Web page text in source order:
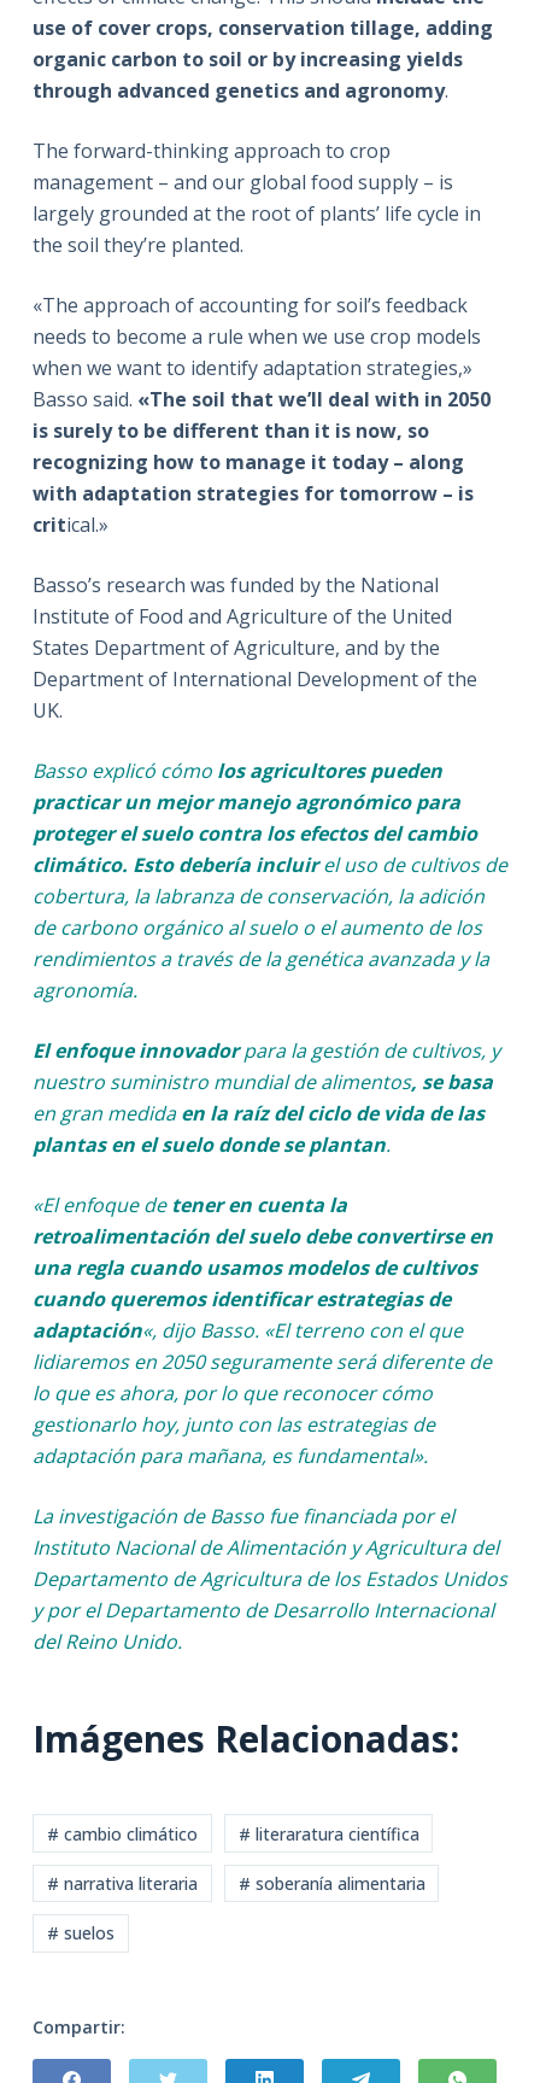
use of cover crops, conservation tillage, adding
organic carbon to soil or by increasing yields
through advanced genetics and agronomy.
The forward-thinking approach to crop
management – and our global food supply – is
largely grounded at the root of plants’ life cycle in
the soil they’re planted.
«The approach of accounting for soil’s feedback
needs to become a rule when we use crop models
when we want to identify adaptation strategies,»
Basso said. «The soil that we’ll deal with in 2050
is surely to be different than it is now, so
recognizing how to manage it today – along
with adaptation strategies for tomorrow – is
critical.»
Basso’s research was funded by the National
Institute of Food and Agriculture of the United
States Department of Agriculture, and by the
Department of International Development of the
UK.
Basso explicó cómo los agricultores pueden
practicar un mejor manejo agronómico para
proteger el suelo contra los efectos del cambio
climático. Esto debería incluirel uso de cultivos de
cobertura, la labranza de conservación, la adición
de carbono orgánico al suelo o el aumento de los
rendimientos a través de la genética avanzada y la
agronomía.
El enfoque innovadorpara la gestión de cultivos, y
nuestro suministro mundial de alimentos, se basa
en gran medidaen la raíz del ciclo de vida de las
plantas en el suelo donde se plantan.
«El enfoque de tener en cuenta la
retroalimentación del suelo debe convertirse en
una regla cuando usamos modelos de cultivos
cuando queremos identificar estrategias de
adaptación«, dijo Basso. «El terreno con el que
lidiaremos en 2050 seguramente será diferente de
lo que es ahora, por lo que reconocer cómo
gestionarlo hoy, junto con las estrategias de
adaptación para mañana, es fundamental».
La investigación de Basso fue financiada por el
Instituto Nacional de Alimentación y Agricultura del
Departamento de Agricultura de los Estados Unidos
y por el Departamento de Desarrollo Internacional
del Reino Unido.
Imágenes Relacionadas:
# cambio climático # literaratura científica
# narrativa literaria # soberanía alimentaria
# suelos
Compartir: